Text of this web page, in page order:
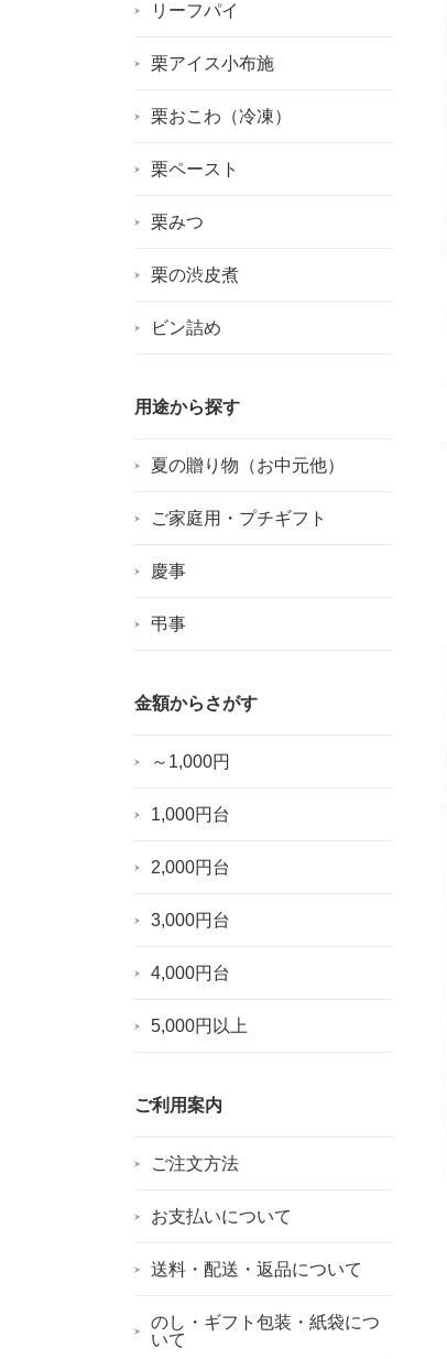
リーフパイ
栗アイス小布施
栗おこわ（冷凍）
栗ペースト
栗みつ
栗の渋皮煮
ビン詰め
用途から探す
夏の贈り物（お中元他）
ご家庭用・プチギフト
慶事
弔事
金額からさがす
～1,000円
1,000円台
2,000円台
3,000円台
4,000円台
5,000円以上
ご利用案内
ご注文方法
お支払いについて
送料・配送・返品について
のし・ギフト包装・紙袋につ
いて